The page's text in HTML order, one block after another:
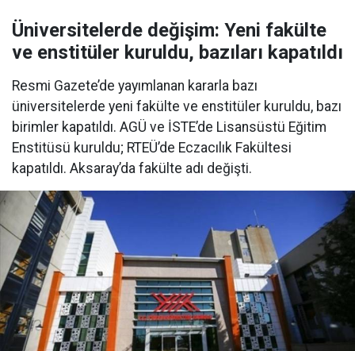
Üniversitelerde değişim: Yeni fakülte
ve enstitüler kuruldu, bazıları kapatıldı
Resmi Gazete’de yayımlanan kararla bazı
üniversitelerde yeni fakülte ve enstitüler kuruldu, bazı
birimler kapatıldı. AGÜ ve İSTE’de Lisansüstü Eğitim
Enstitüsü kuruldu; RTEÜ’de Eczacılık Fakültesi
kapatıldı. Aksaray’da fakülte adı değişti.